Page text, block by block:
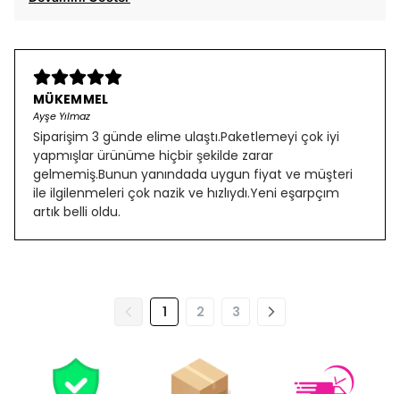
MÜKEMMEL
Ayşe Yılmaz
Siparişim 3 günde elime ulaştı.Paketlemeyi çok iyi
yapmışlar ürünüme hiçbir şekilde zarar
gelmemiş.Bunun yanındada uygun fiyat ve müşteri
ile ilgilenmeleri çok nazik ve hızlıydı.Yeni eşarpçım
artık belli oldu.
1 2 3